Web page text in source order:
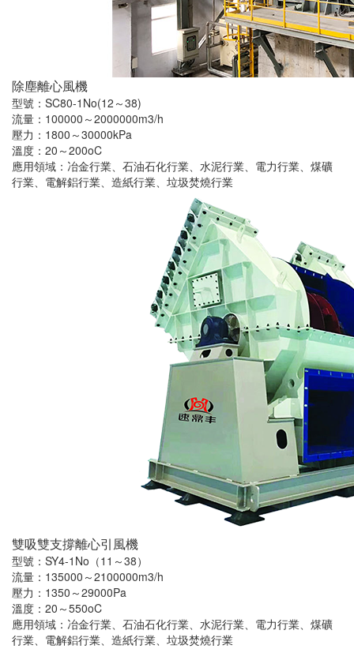
除塵離心風機
型號：SC80-1No(12～38)
流量：100000～2000000m3/h
壓力：1800～30000kPa
溫度：20～200oC
應用領域：冶金行業、石油石化行業、水泥行業、電力行業、煤礦
行業、電解鋁行業、造紙行業、垃圾焚燒行業
雙吸雙支撐離心引風機
型號：SY4-1No（11～38）
流量：135000～2100000m3/h
壓力：1350～29000Pa
溫度：20～550oC
應用領域：冶金行業、石油石化行業、水泥行業、電力行業、煤礦
行業、電解鋁行業、造紙行業、垃圾焚燒行業